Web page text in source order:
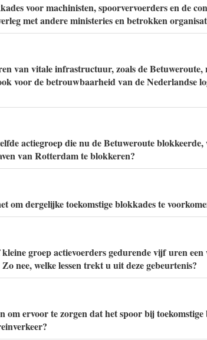
voor machinisten, spoorvervoerders en de
met andere ministeries en betrokken
van vitale infrastructuur, zoals de Betuweroute,
voor de betrouwbaarheid van de Nederlandse
actiegroep die nu de Betuweroute blokkeerde,
van Rotterdam te blokkeren?
om dergelijke toekomstige blokkades te
groep actievoerders gedurende vijf uren een
nee, welke lessen trekt u uit deze gebeurtenis?
om ervoor te zorgen dat het spoor bij